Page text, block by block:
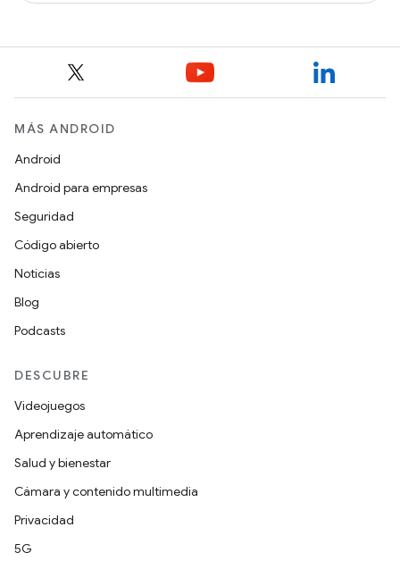
MÁS ANDROID
Android
Android para empresas
Seguridad
Código abierto
Noticias
Blog
Podcasts
DESCUBRE
Videojuegos
Aprendizaje automático
Salud y bienestar
Cámara y contenido multimedia
Privacidad
5G